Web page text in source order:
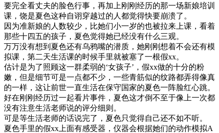
要完全看丈夫的脸色行事，再加上刚刚经历的那一场新娘培训
课，饶是夏色这种自诩穿越过的人都觉得快要崩溃了。
因为准新娘的人数较少，比她们小一岁的也被拉来上课，看着
那些十四五的孩子，夏色觉得她已经没有什么三观。
万万没有想到夏色还有乌鸦嘴的潜质，她刚刚想着不会还有模
拟课，第二天生活课的时候手里就被塞了一根假xx。
估计是为了照顾这一群柔弱的‘女孩子’，假xx做的十分的粉
嫩，但是细节可是一点都不少，一些青筋似的纹路都弄得像真
的一样，这让前世一直生活在保守国家的夏色一阵脸红心跳。
好在刚刚经历过一起看片事件，夏色这才倒不至于像上一次都
没有注意生活老师说的评分细则。
可是等生活老师的话说完了，夏色只觉得自己还不如不听。
夏色手里的假xx上面有感受器，仪器会根据她们的动作模拟A